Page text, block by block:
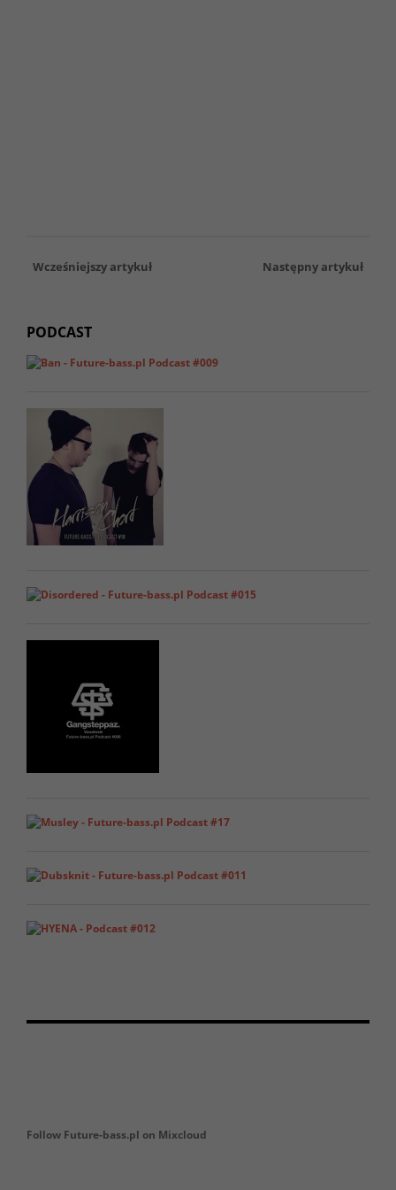
Wcześniejszy artykuł Następny artykuł
PODCAST
Follow Future-bass.pl on Mixcloud